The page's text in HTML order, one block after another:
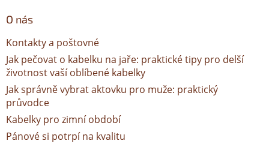
O nás
Kontakty a poštovné
Jak pečovat o kabelku na jaře: praktické tipy pro delší
životnost vaší oblíbené kabelky
Jak správně vybrat aktovku pro muže: praktický
průvodce
Kabelky pro zimní období
Pánové si potrpí na kvalitu